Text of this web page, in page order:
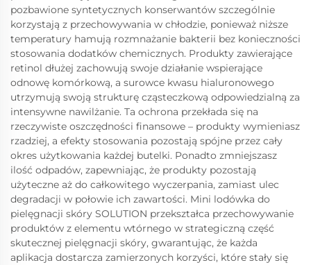
pozbawione syntetycznych konserwantów szczególnie
korzystają z przechowywania w chłodzie, ponieważ niższe
temperatury hamują rozmnażanie bakterii bez konieczności
stosowania dodatków chemicznych. Produkty zawierające
retinol dłużej zachowują swoje działanie wspierające
odnowę komórkową, a surowce kwasu hialuronowego
utrzymują swoją strukturę cząsteczkową odpowiedzialną za
intensywne nawilżanie. Ta ochrona przekłada się na
rzeczywiste oszczędności finansowe – produkty wymieniasz
rzadziej, a efekty stosowania pozostają spójne przez cały
okres użytkowania każdej butelki. Ponadto zmniejszasz
ilość odpadów, zapewniając, że produkty pozostają
użyteczne aż do całkowitego wyczerpania, zamiast ulec
degradacji w połowie ich zawartości. Mini lodówka do
pielęgnacji skóry SOLUTION przekształca przechowywanie
produktów z elementu wtórnego w strategiczną część
skutecznej pielęgnacji skóry, gwarantując, że każda
aplikacja dostarcza zamierzonych korzyści, które stały się